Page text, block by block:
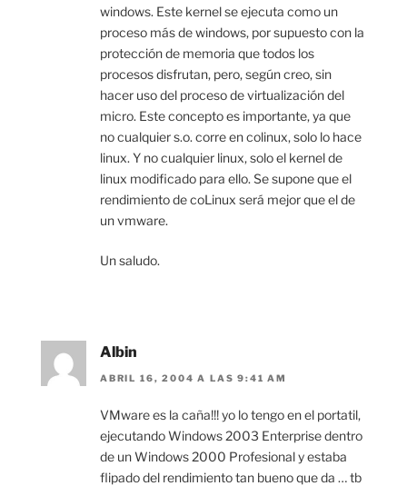
windows. Este kernel se ejecuta como un
proceso más de windows, por supuesto con la
protección de memoria que todos los
procesos disfrutan, pero, según creo, sin
hacer uso del proceso de virtualización del
micro. Este concepto es importante, ya que
no cualquier s.o. corre en colinux, solo lo hace
linux. Y no cualquier linux, solo el kernel de
linux modificado para ello. Se supone que el
rendimiento de coLinux será mejor que el de
un vmware.
Un saludo.
Albin
ABRIL 16, 2004 A LAS 9:41 AM
VMware es la caña!!! yo lo tengo en el portatil,
ejecutando Windows 2003 Enterprise dentro
de un Windows 2000 Profesional y estaba
flipado del rendimiento tan bueno que da … tb